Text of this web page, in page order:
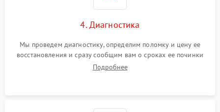
4. Диагностика
Мы проведем диагностику, определим поломку и цену ее
восстановления и сразу сообщим вам о сроках ее починки
Подробнее